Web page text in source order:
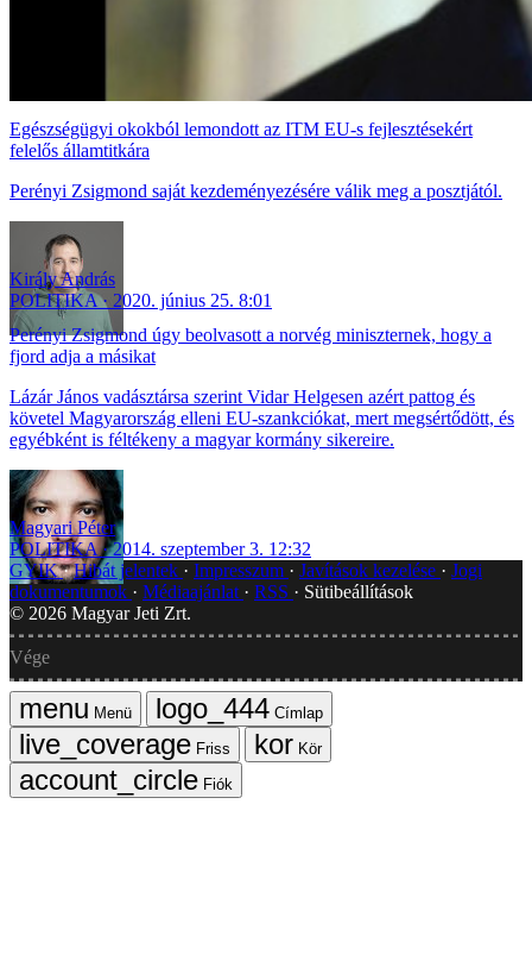
Egészségügyi okokból lemondott az ITM EU-s fejlesztésekért
felelős államtitkára
Perényi Zsigmond saját kezdeményezésére válik meg a posztjától.
Király András
POLITIKA
2020. június 25. 8:01
Perényi Zsigmond úgy beolvasott a norvég miniszternek, hogy a
fjord adja a másikat
Lázár János vadásztársa szerint Vidar Helgesen azért pattog és
követel Magyarország elleni EU-szankciókat, mert megsértődött, és
egyébként is féltékeny a magyar kormány sikereire.
Magyari Péter
POLITIKA
2014. szeptember 3. 12:32
GYIK Hibát jelentek Impresszum Javítások kezelése
Jogi
dokumentumok
Médiaajánlat RSS
Sütibeállítások
© 2026 Magyar Jeti Zrt.
Vége
Menü
Címlap
Friss
Kör
Fiók